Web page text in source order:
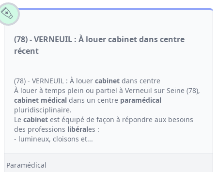
(78) - VERNEUIL : À louer cabinet dans centre
récent
(78) - VERNEUIL : À louer cabinet dans centre
À louer à temps plein ou partiel à Verneuil sur Seine (78),
cabinet médical dans un centre paramédical
pluridisciplinaire.
Le cabinet est équipé de façon à répondre aux besoins
des professions libérales :
- lumineux, cloisons et...
Paramédical